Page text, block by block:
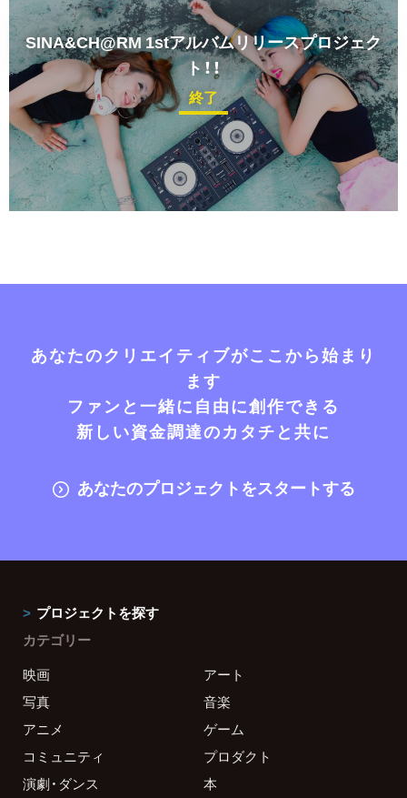
SINA&CH@RM1stアルバムリリースプロジェク
ト！！
終了
あなたのクリエイティブがここから始まり
ます
ファンと一緒に自由に創作できる
新しい資金調達のカタチと共に
あなたのプロジェクトをスタートする
プロジェクトを探す
カテゴリー
映画
アート
写真
音楽
アニメ
ゲーム
コミュニティ
プロダクト
演劇・ダンス
本